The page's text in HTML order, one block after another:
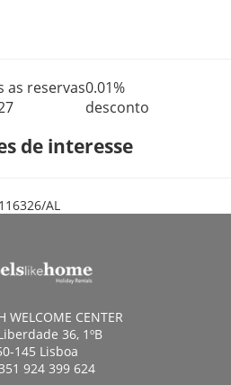
as reservas0.01%
desconto
de interesse
116326/AL
WELCOME CENTER
36, 1ºB
145 Lisboa
924 399 624